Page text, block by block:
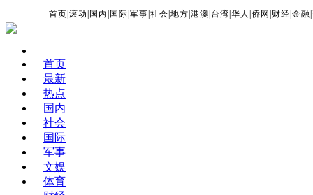
首页 |滚动 国内 国际 |军事 |社会 |地方 |港澳 台湾 |华人 |侨网 财经 |金融 |
首页
最新
热点
国内
社会
国际
军事
文娱
体育